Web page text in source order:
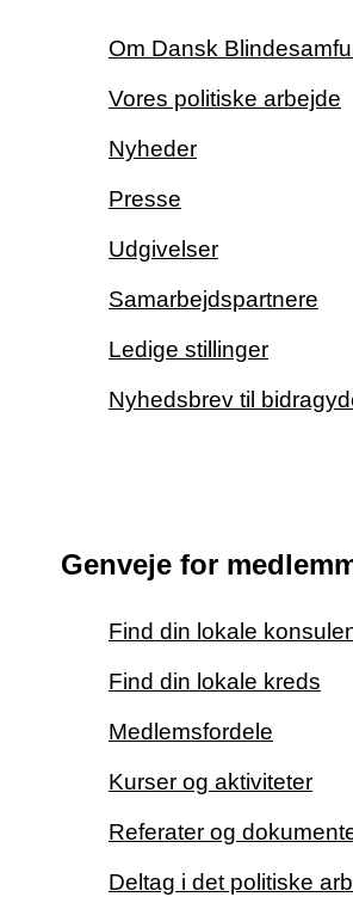
Om Dansk
Vores politiske arbejde
Nyheder
Presse
Udgivelser
Samarbejdspartnere
Ledige stillinger
Nyhedsbrev til
Genveje for
Find din lokale
Find din lokale kreds
Medlemsfordele
Kurser og aktiviteter
Referater og
Deltag i det politiske